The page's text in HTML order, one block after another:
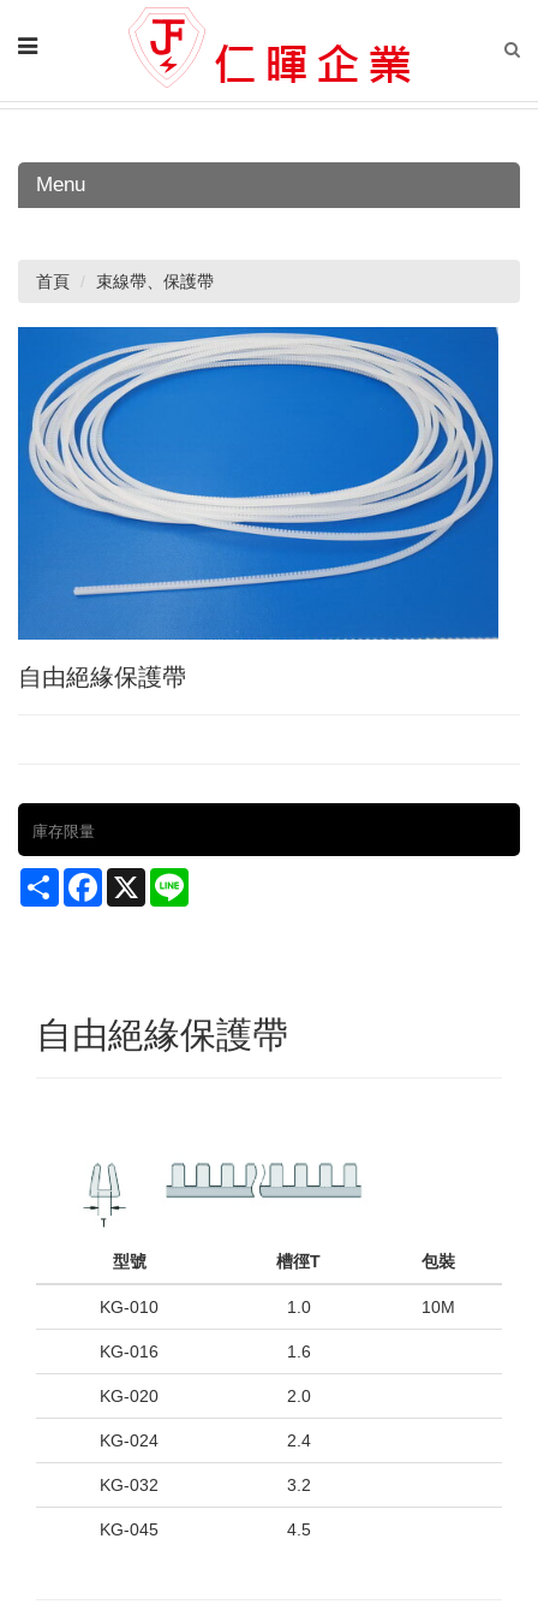
Menu
首頁 束線帶、保護帶
自由絕緣保護帶
庫存限量
Share Facebook
X
自由絕緣保護帶
型號 槽徑T 包裝
KG-010 1.0 10M
KG-016 1.6
KG-020 2.0
KG-024 2.4
KG-032 3.2
KG-045 4.5